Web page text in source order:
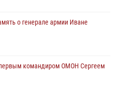
о генерале армии Иване
первым командиром ОМОН Сергеем